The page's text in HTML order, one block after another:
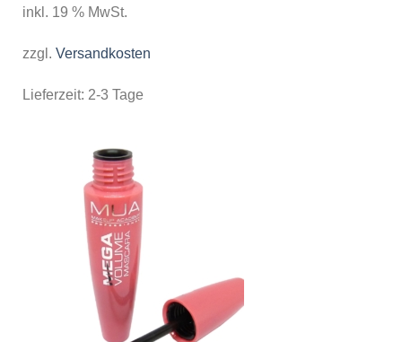
inkl. 19 % MwSt.
zzgl. Versandkosten
Lieferzeit: 2-3 Tage